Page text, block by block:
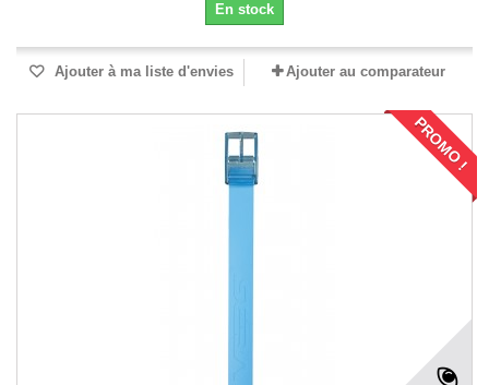
En stock
Ajouter à ma liste d'envies Ajouter au comparateur
PROMO !